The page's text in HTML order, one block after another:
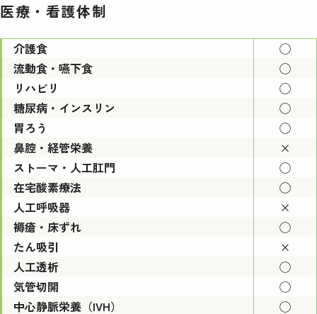
医療・看護体制
介護食
◯
流動食・嚥下食
◯
リハビリ
◯
糖尿病・インスリン
◯
胃ろう
◯
鼻腔・経管栄養
×
ストーマ・人工肛門
◯
在宅酸素療法
◯
人工呼吸器
×
褥瘡・床ずれ
◯
たん吸引
×
人工透析
◯
気管切開
◯
中心静脈栄養（IVH）
◯